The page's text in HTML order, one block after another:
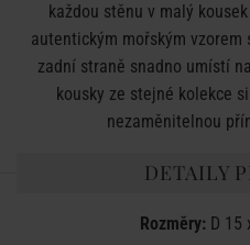
každou stěnu v malý
autentickým mořským
zadní straně snadno umístí
kousky ze stejné kolekce
nezaměnitelnou
DETAILY
Rozměry:D 15